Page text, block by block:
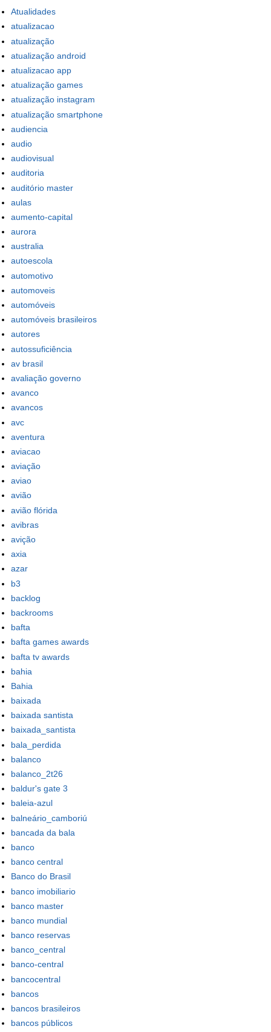
Atualidades
atualizacao
atualização
atualização android
atualizacao app
atualização games
atualização instagram
atualização smartphone
audiencia
audio
audiovisual
auditoria
auditório master
aulas
aumento-capital
aurora
australia
autoescola
automotivo
automoveis
automóveis
automóveis brasileiros
autores
autossuficiência
av brasil
avaliação governo
avanco
avancos
avc
aventura
aviacao
aviação
aviao
avião
avião flórida
avibras
avição
axia
azar
b3
backlog
backrooms
bafta
bafta games awards
bafta tv awards
bahia
Bahia
baixada
baixada santista
baixada_santista
bala_perdida
balanco
balanco_2t26
baldur's gate 3
baleia-azul
balneário_camboriú
bancada da bala
banco
banco central
Banco do Brasil
banco imobiliario
banco master
banco mundial
banco reservas
banco_central
banco-central
bancocentral
bancos
bancos brasileiros
bancos públicos